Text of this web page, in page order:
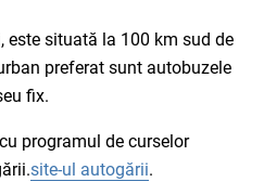
este situată la 100 km sud de
preferat sunt autobuzele
fix.
programul de curselor
site-ul autogării.